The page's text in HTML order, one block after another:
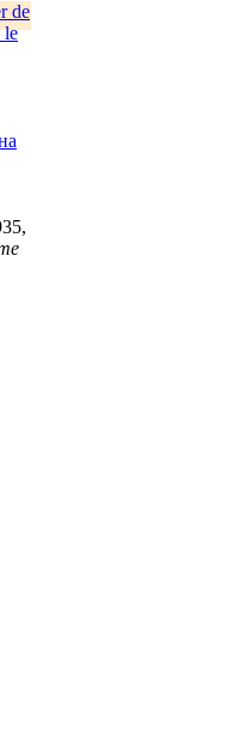
de
le